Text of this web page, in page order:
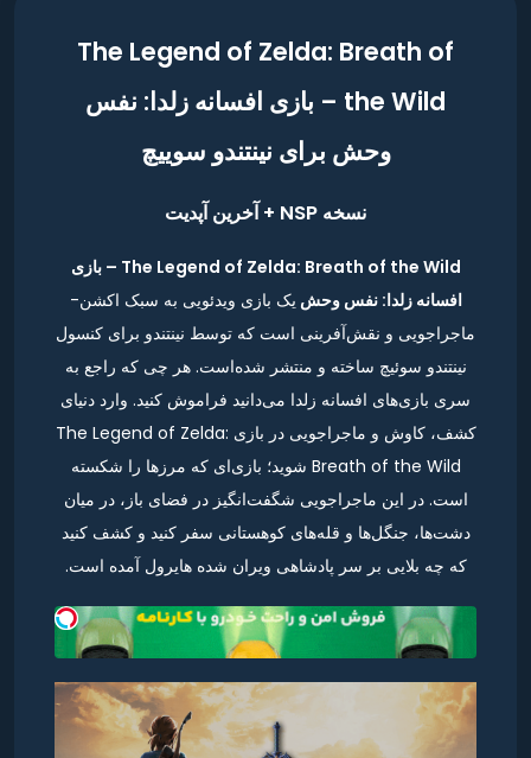
The Legend of Zelda: Breath of
the Wild – بازی افسانه زلدا: نفس
وحش برای نینتندو سوییچ
نسخه NSP + آخرین آپدیت
The Legend of Zelda: Breath of the Wild – بازی
افسانه زلدا: نفس وحش یک بازی ویدئویی به سبک اکشن-
ماجراجویی و نقش‌آفرینی است که توسط نینتندو برای کنسول
نینتندو سوئیچ ساخته و منتشر شده‌است. هر چی که راجع به
سری بازی‌های افسانه زلدا می‌دانید فراموش کنید. وارد دنیای
کشف، کاوش و ماجراجویی در بازی The Legend of Zelda:
Breath of the Wild شوید؛ بازی‌ای که مرزها را شکسته
است. در این ماجراجویی شگفت‌انگیز در فضای باز، در میان
دشت‌ها، جنگل‌ها و قله‌های کوهستانی سفر کنید و کشف کنید
که چه بلایی بر سر پادشاهی ویران شده هایرول آمده است.